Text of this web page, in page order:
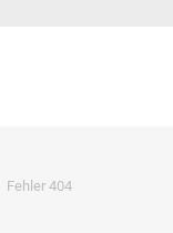
Fehler 404